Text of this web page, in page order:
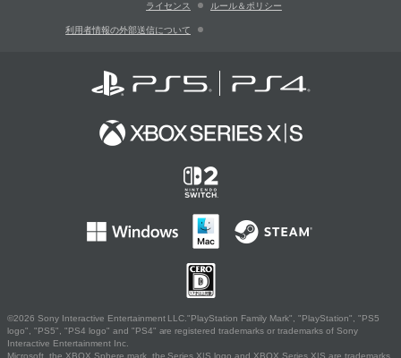
ライセンス ルール＆ポリシー
利用者情報の外部送信について
©2026 Sony Interactive Entertainment LLC."PlayStation Family Mark", "PlayStation", "PS5
logo", "PS5", "PS4 logo" and "PS4" are registered trademarks or trademarks of Sony
Interactive Entertainment Inc.
Microsoft, the XBOX Sphere mark, the Series X|S logo and XBOX Series X|S are trademarks